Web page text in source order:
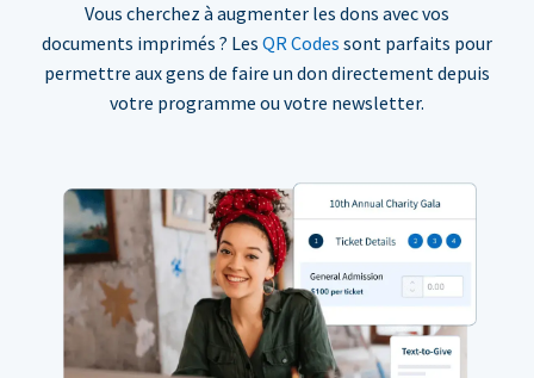
Vous cherchez à augmenter les dons avec vos
documents imprimés ? Les QR Codes sont parfaits pour
permettre aux gens de faire un don directement depuis
votre programme ou votre newsletter.